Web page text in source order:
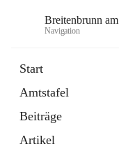
Breitenbrunn
Navigation
Start
Amtstafel
Beiträge
Artikel
18 Schnellzugriffe
Gemeindeservice